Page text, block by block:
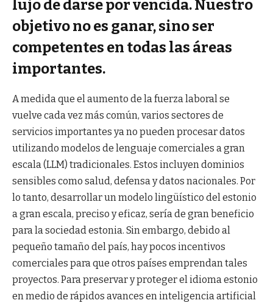
lujo de darse por vencida. Nuestro
objetivo no es ganar, sino ser
competentes en todas las áreas
importantes.
A medida que el aumento de la fuerza laboral se
vuelve cada vez más común, varios sectores de
servicios importantes ya no pueden procesar datos
utilizando modelos de lenguaje comerciales a gran
escala (LLM) tradicionales. Estos incluyen dominios
sensibles como salud, defensa y datos nacionales. Por
lo tanto, desarrollar un modelo lingüístico del estonio
a gran escala, preciso y eficaz, sería de gran beneficio
para la sociedad estonia. Sin embargo, debido al
pequeño tamaño del país, hay pocos incentivos
comerciales para que otros países emprendan tales
proyectos. Para preservar y proteger el idioma estonio
en medio de rápidos avances en inteligencia artificial